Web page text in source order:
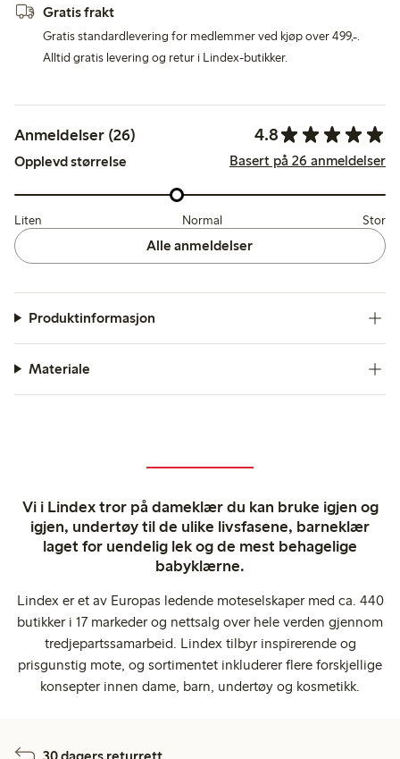
Gratis frakt
Gratis standardlevering for medlemmer ved kjøp over 499,-.
Alltid gratis levering og retur i Lindex-butikker.
Anmeldelser (26) 4.8
Opplevd størrelse Basert på 26 anmeldelser
Liten Normal Stor
Alle anmeldelser
Produktinformasjon
Materiale
Vi i Lindex tror på dameklær du kan bruke igjen og
igjen, undertøy til de ulike livsfasene, barneklær
laget for uendelig lek og de mest behagelige
babyklærne.
Lindex er et av Europas ledende moteselskaper med ca. 440
butikker i 17 markeder og nettsalg over hele verden gjennom
tredjepartssamarbeid. Lindex tilbyr inspirerende og
prisgunstig mote, og sortimentet inkluderer flere forskjellige
konsepter innen dame, barn, undertøy og kosmetikk.
30 dagers returrett